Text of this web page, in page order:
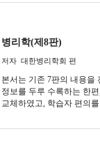
병리학(제8판)
저자 대한병리학회 편
본서는 기존 7판의 내용을
정보를 두루 수록하는 한
교체하였고, 학습자 편의
론이거니와 본문의 핵심